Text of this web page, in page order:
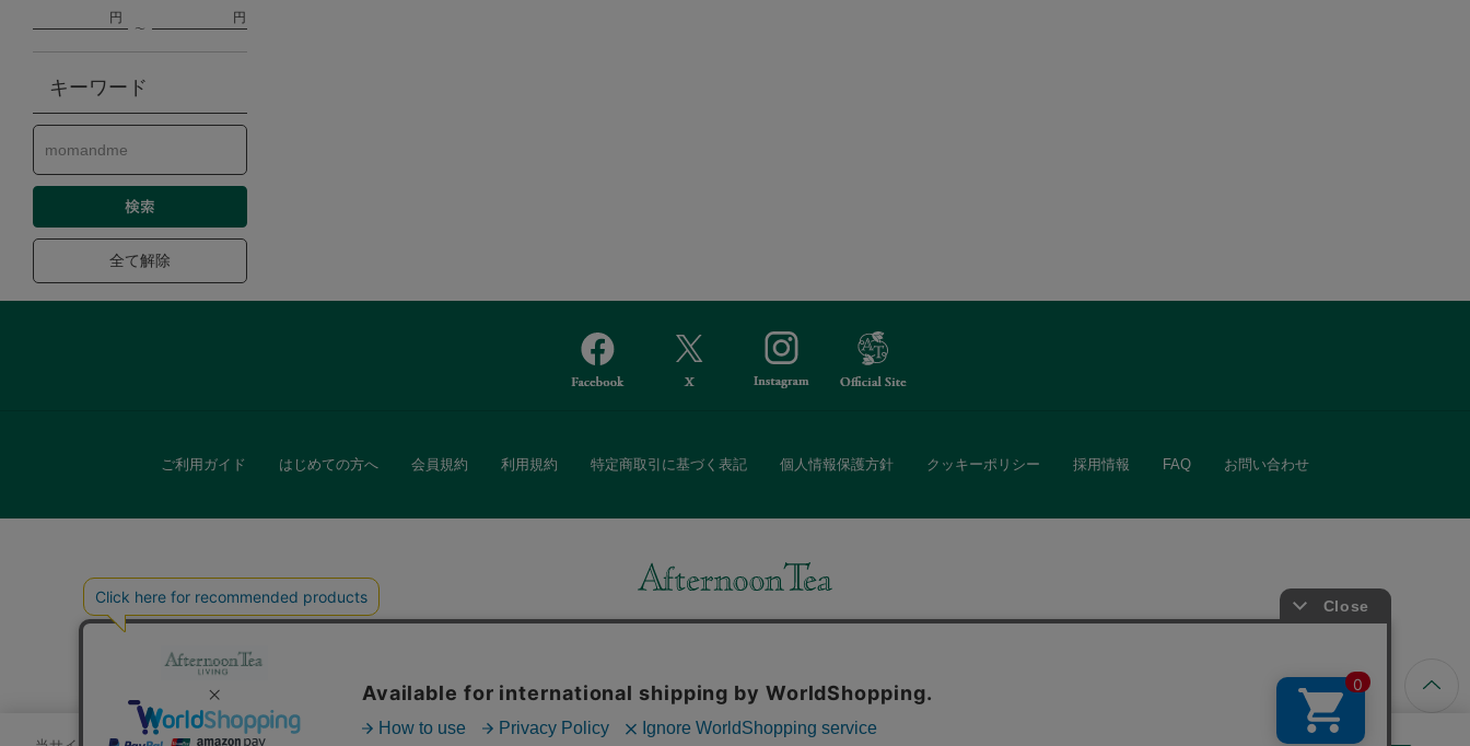
防災グッズ・非常食
トレーニング
ヴィンテージ
円 円
キーワード
全て解除
ご利用ガイド はじめての方へ 会員規約 利用規約 特定商取引に基づく表記 個人情報保護方針 クッキーポリシー 採用情報 FAQ お問い合わせ
また、ギフトセットなどギフトにぴったりの豊富な商品がラインナップ。
「ソーシャルギフト」サービスもご提供しています。